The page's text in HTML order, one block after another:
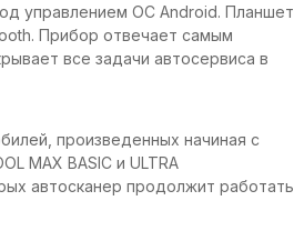
управлением ОС Android. Планшет
Прибор отвечает самым
все задачи автосервиса в
произведенных начиная с
MAX BASIC и ULTRA
автосканер продолжит работать